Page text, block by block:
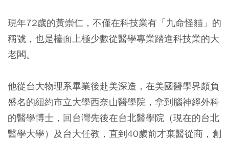
現年72歲的黃崇仁，不僅在科技業有「九命怪貓」的
稱號，也是檯面上極少數從醫學專業踏進科技業的大
老闆。
他從台大物理系畢業後赴美深造，在美國醫學界頗負
盛名的紐約市立大學西奈山醫學院，拿到腦神經外科
的醫學博士，回台灣先後在台北醫學院（現在的台北
醫學大學）及台大任教，直到40歲前才棄醫從商，創